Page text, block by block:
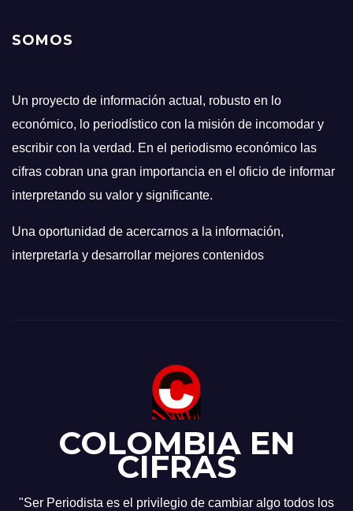
SOMOS
Un proyecto de información actual, robusto en lo
económico, lo periodístico con la misión de incomodar y
escribir con la verdad. En el periodismo económico las
cifras cobran una gran importancia en el oficio de informar
interpretando su valor y significante.
Una oportunidad de acercarnos a la información,
interpretarla y desarrollar mejores contenidos
COLOMBIA EN
CIFRAS
"Ser Periodista es el privilegio de cambiar algo todos los